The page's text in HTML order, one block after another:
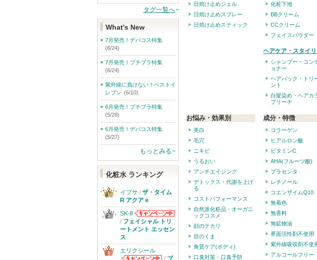
日焼け止めジェル
日焼け止めスプレー
日焼け止めスティック
化粧下地
BBクリーム
CCクリーム
フェイスパウダー
ヘアケア・スタイ
シャンプー・コン
ョナー
ヘアパック・トリ
ント
白髪染め・ヘアカ
ブリーチ
お悩み・効果別
美白
毛穴
ニキビ
うるおい
アンチエイジング
デトックス・代謝を上げ
る
コストパフォーマンス
自然派化粧品・オーガニ
ックコスメ
顔のテカリ
目のくま
角質ケア(ボディ)
口臭対策・口臭予防
成分・特徴
コラーゲン
ヒアルロン酸
ビタミンC
AHA(フルーツ酸)
プラセンタ
レチノール
コエンザイムQ10
無着色
無香料
無鉱物油
界面活性剤不使用
紫外線吸収剤不使
アルコールフリー
タグ一覧へ
What's New
7月発売！デパコス特集
(6/24)
7月発売！プチプラ特集
(6/24)
紫外線に負けない！ベストイ
レブン (6/10)
6月発売！プチプラ特集
(5/28)
6月発売！デパコス特集
(5/27)
もっとみる
化粧水 ランキング
イプサ / ザ・タイム
R アクア e
SK-II
SK-IIからのお
知らせがありま
/ フェイシャル トリ
ートメント エッセン
ス
エリクシール
/ ブ